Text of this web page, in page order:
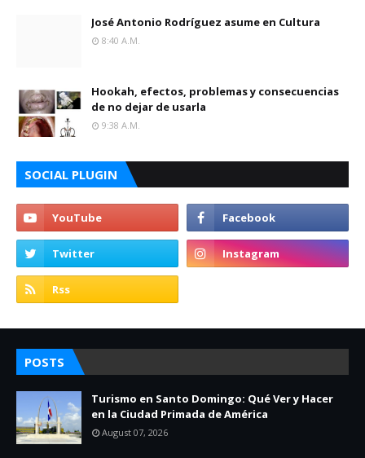
José Antonio Rodríguez asume en Cultura
8:40 A.m.
Hookah, efectos, problemas y consecuencias
de no dejar de usarla
9:38 A.m.
SOCIAL PLUGIN
POSTS
Turismo en Santo Domingo: Qué Ver y Hacer
en la Ciudad Primada de América
August 07, 2026